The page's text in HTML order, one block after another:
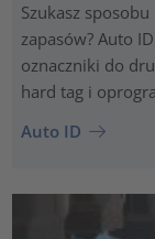
Szukasz
zapasów? Auto
oznaczniki do
hard tag i
Auto ID